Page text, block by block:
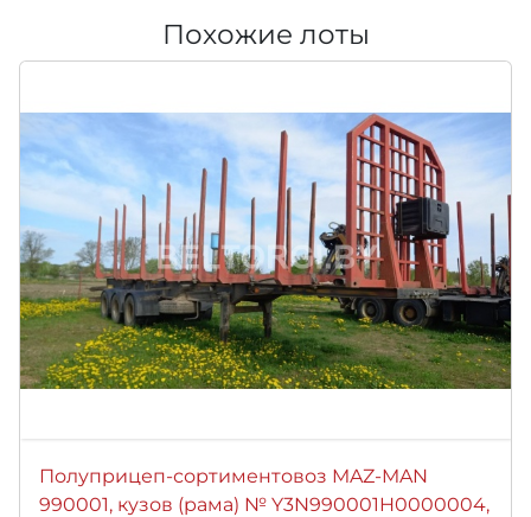
Похожие лоты
Полуприцеп-сортиментовоз MAZ-MAN
990001, кузов (рама) № Y3N990001H0000004,